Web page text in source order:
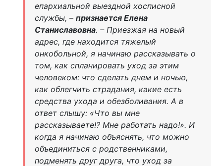
епархиальной выездной хосписной
службы, – признается Елена
Станиславовна. – Приезжая на новый
адрес, где находится тяжелый
онкобольной, я начинаю рассказывать о
том, как спланировать уход за этим
человеком: что сделать днем и ночью,
как облегчить страдания, какие есть
средства ухода и обезболивания. А в
ответ слышу: «Что вы мне
рассказываете!? Мне работать надо!». И
когда я начинаю объяснять, что можно
объединиться с родственниками,
подменять друг друга, что уход за